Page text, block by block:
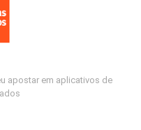
apostar em aplicativos de